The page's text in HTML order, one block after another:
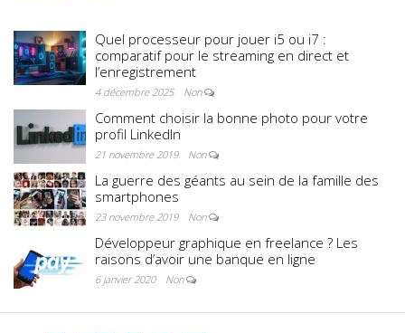
Quel processeur pour jouer i5 ou i7 :
comparatif pour le streaming en direct et
l’enregistrement
4 décembre 2025 Non
Comment choisir la bonne photo pour votre
profil LinkedIn
21 novembre 2019 Non
La guerre des géants au sein de la famille des
smartphones
23 novembre 2019 Non
Développeur graphique en freelance ? Les
raisons d’avoir une banque en ligne
6 janvier 2020 Non